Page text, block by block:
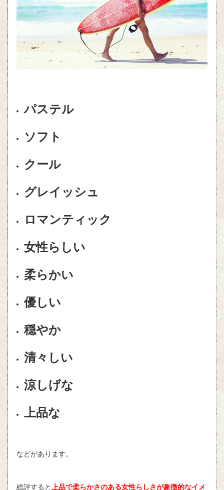
パステル
ソフト
クール
グレイッシュ
ロマンティック
女性らしい
柔らかい
優しい
穏やか
清々しい
涼しげな
上品な
などがあります。
総評すると 上品で柔らかさのある女性らしさが象徴的なイメ